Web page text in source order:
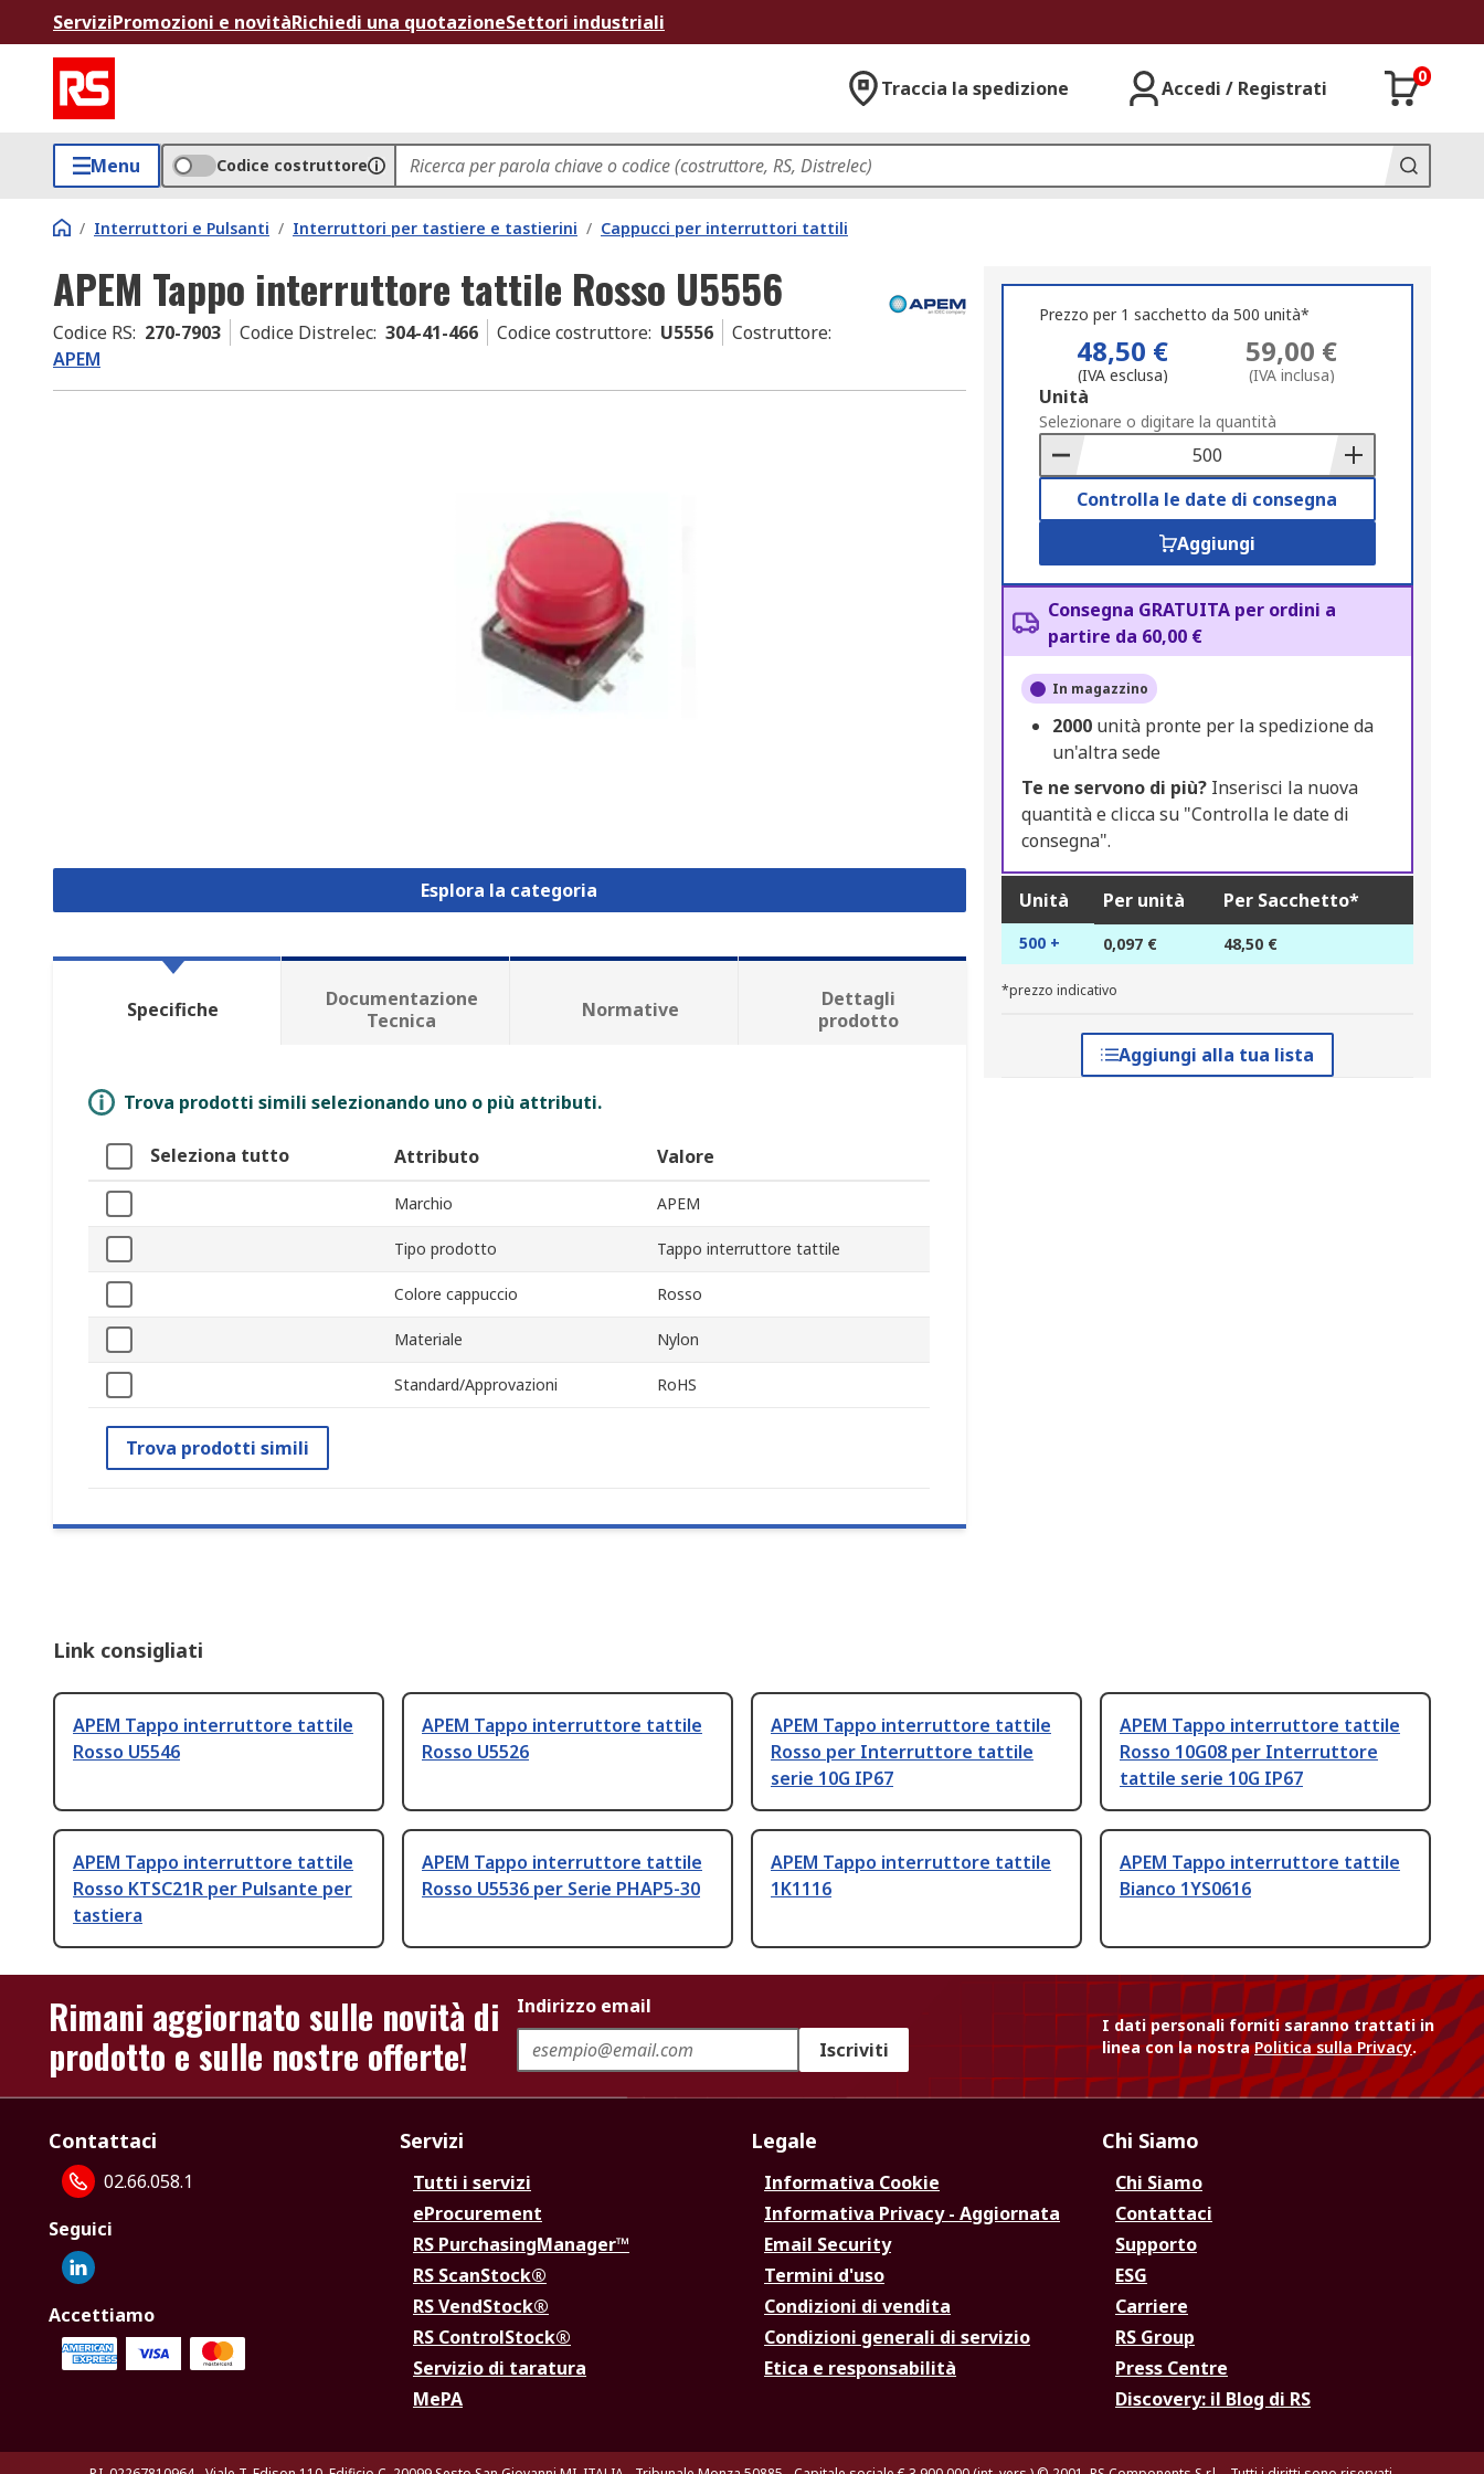
ServiziPromozioni e novitàRichiedi una quotazioneSettori industriali
Traccia la spedizione Accedi / Registrati
0
Menu Codice costruttore
/ Interruttori e Pulsanti / Interruttori per tastiere e tastierini / Cappucci per interruttori tattili
APEM Tappo interruttore tattile Rosso U5556
Codice RS: 270-7903 Codice Distrelec: 304-41-466 Codice costruttore: U5556 Costruttore:
APEM
Esplora la categoria
Prezzo per 1 sacchetto da 500 unità*
48,50 €
(IVA esclusa)
59,00 €
(IVA inclusa)
Add
to
Basket
Unità
Selezionare o digitare la quantità
Controlla le date di consegna
Aggiungi
Consegna GRATUITA per ordini a
partire da 60,00 €
In magazzino
2000 unità pronte per la spedizione da
un'altra sede
Te ne servono di più?Inserisci la nuova
quantità e clicca su "Controlla le date di
consegna".
Unità Per unità Per Sacchetto*
500 + 0,097 € 48,50 €
*prezzo indicativo
Aggiungi alla tua lista
Specifiche
Documentazione
Tecnica
Normative
Dettagli
prodotto
Trova prodotti simili selezionando uno o più attributi.
Seleziona tutto Attributo Valore
Marchio APEM
Tipo prodotto Tappo interruttore tattile
Colore cappuccio Rosso
Materiale Nylon
Standard/Approvazioni RoHS
Trova prodotti simili
Link consigliati
APEM Tappo interruttore tattile
Rosso U5546
APEM Tappo interruttore tattile
Rosso U5526
APEM Tappo interruttore tattile
Rosso per Interruttore tattile
serie 10G IP67
APEM Tappo interruttore tattile
Rosso 10G08 per Interruttore
tattile serie 10G IP67
APEM Tappo interruttore tattile
Rosso KTSC21R per Pulsante per
tastiera
APEM Tappo interruttore tattile
Rosso U5536 per Serie PHAP5-30
APEM Tappo interruttore tattile
1K1116
APEM Tappo interruttore tattile
Bianco 1YS0616
Rimani aggiornato sulle novità di
prodotto e sulle nostre offerte!
Indirizzo email
Iscriviti
I dati personali forniti saranno trattati in
linea con la nostraPolitica sulla Privacy.
Contattaci
02.66.058.1
Seguici
Accettiamo
Servizi
Tutti i servizi
eProcurement
RS PurchasingManager™
RS ScanStock®
RS VendStock®
RS ControlStock®
Servizio di taratura
MePA
Legale
Informativa Cookie
Informativa Privacy - Aggiornata
Email Security
Termini d'uso
Condizioni di vendita
Condizioni generali di servizio
Etica e responsabilità
Chi Siamo
Chi Siamo
Contattaci
Supporto
ESG
Carriere
RS Group
Press Centre
Discovery: il Blog di RS